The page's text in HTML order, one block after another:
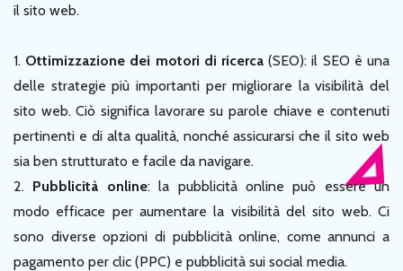
il sito web.
1. Ottimizzazione dei motori di ricerca (SEO): il SEO è una
delle strategie più importanti per migliorare la visibilità del
sito web. Ciò significa lavorare su parole chiave e contenuti
pertinenti e di alta qualità, nonché assicurarsi che il sito web
sia ben strutturato e facile da navigare.
2. Pubblicità online: la pubblicità online può essere un
modo efficace per aumentare la visibilità del sito web. Ci
sono diverse opzioni di pubblicità online, come annunci a
pagamento per clic (PPC) e pubblicità sui social media.